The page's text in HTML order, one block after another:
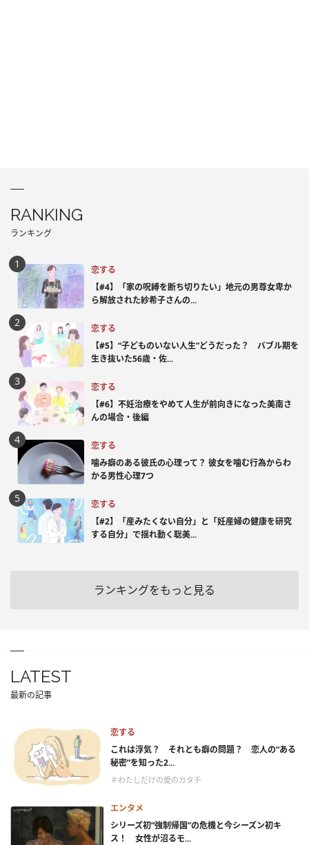
RANKING
ランキング
恋する
【#4】「家の呪縛を断ち切りたい」地元の男尊女卑か
ら解放された紗希子さんの...
恋する
【#5】“子どものいない人生”どうだった？ バブル期を
生き抜いた56歳・佐...
恋する
【#6】不妊治療をやめて人生が前向きになった美南さ
んの場合・後編
恋する
噛み癖のある彼氏の心理って？ 彼女を噛む行為からわ
かる男性心理7つ
恋する
【#2】「産みたくない自分」と「妊産婦の健康を研究
する自分」で揺れ動く聡美...
ランキングをもっと見る
LATEST
最新の記事
恋する
これは浮気？ それとも癖の問題？ 恋人の“ある
秘密”を知った2...
＃わたしだけの愛のカタチ
エンタメ
シリーズ初“強制帰国”の危機と今シーズン初キ
ス！ 女性が沼るモ...